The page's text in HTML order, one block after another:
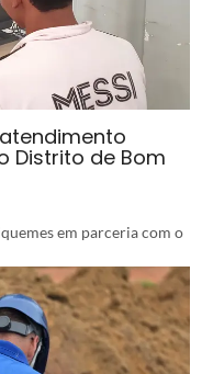
Distrito de Bom
em parceria com o